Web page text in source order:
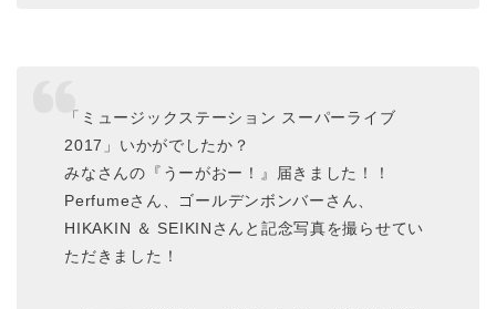
「ミュージックステーション スーパーライブ
2017」いかがでしたか？
みなさんの『うーがおー！』届きました！！
Perfumeさん、ゴールデンボンバーさん、
HIKAKIN ＆ SEIKINさんと記念写真を撮らせてい
ただきました！